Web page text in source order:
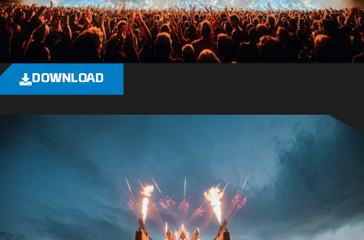
DOWNLOAD